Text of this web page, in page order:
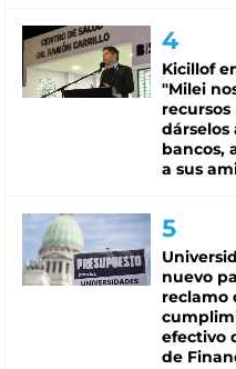
Kicillof
"Milei
recursos
dárselos
bancos,
a sus
nuevo
reclamo
efectivo
de